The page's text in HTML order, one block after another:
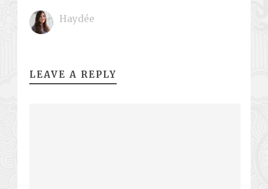
Haydée
LEAVE A REPLY